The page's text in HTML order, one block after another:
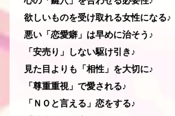
欲しいものを受け取れる女性になる♪
悪い「恋愛癖」は早めに治そう♪
「安売り」しない駆け引き♪
見た目よりも「相性」を大切に♪
「尊重重視」で愛される♪
「ＮＯと言える」恋をする♪